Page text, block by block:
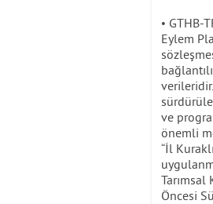
• GTHB-
Eylem
ve
önemli
“İl
Tarımsal
Öncesi